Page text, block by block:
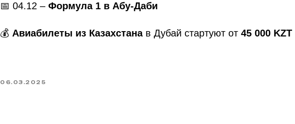
📅 04.12 – Формула 1 в Абу-Даби
💰 Авиабилеты из Казахстана в Дубай стартуют от 45 000 KZT
06.03.2025